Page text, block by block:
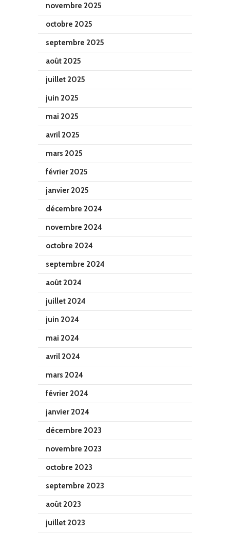
novembre 2025
octobre 2025
septembre 2025
août 2025
juillet 2025
juin 2025
mai 2025
avril 2025
mars 2025
février 2025
janvier 2025
décembre 2024
novembre 2024
octobre 2024
septembre 2024
août 2024
juillet 2024
juin 2024
mai 2024
avril 2024
mars 2024
février 2024
janvier 2024
décembre 2023
novembre 2023
octobre 2023
septembre 2023
août 2023
juillet 2023